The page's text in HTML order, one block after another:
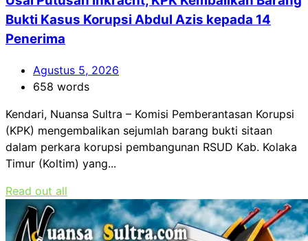
Bukti Kasus Korupsi Abdul Azis kepada 14
Penerima
Agustus 5, 2026
658 words
Kendari, Nuansa Sultra – Komisi Pemberantasan Korupsi
(KPK) mengembalikan sejumlah barang bukti sitaan
dalam perkara korupsi pembangunan RSUD Kab. Kolaka
Timur (Koltim) yang...
Read out all